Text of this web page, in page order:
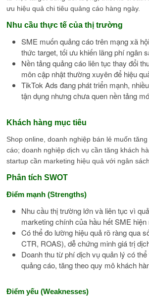
ưu hiệu quả chi tiêu quảng cáo hàng ngày.
Nhu cầu thực tế của thị trường
SME muốn quảng cáo trên mạng xã
thức target, tối ưu khiến lãng phí ngân
Nền tảng quảng cáo liên tục thay đổi
môn cập nhật thường xuyên để hiệu
TikTok Ads đang phát triển mạnh,
tận dụng nhưng chưa quen nền tảng
Khách hàng mục tiêu
Shop online, doanh nghiệp bán lẻ muốn
cáo; doanh nghiệp dịch vụ cần tăng khách
startup cần marketing hiệu quả với ngân
Phân tích SWOT
Điểm mạnh (Strengths)
Nhu cầu thị trường lớn và liên tục vì
marketing chính của hầu hết SME hiện
Có thể đo lường hiệu quả rõ ràng qua
CTR, ROAS), dễ chứng minh giá trị
Doanh thu từ phí dịch vụ quản lý có
quảng cáo, tăng theo quy mô khách
Điểm yếu (Weaknesses)